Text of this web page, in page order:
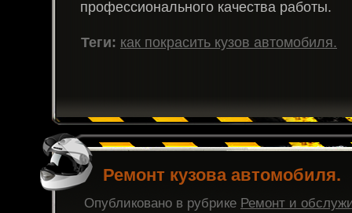
профессионального качества работы.
Теги: как покрасить кузов автомобиля.
Ремонт кузова автомобиля.
Опубликовано в рубрике Ремонт и